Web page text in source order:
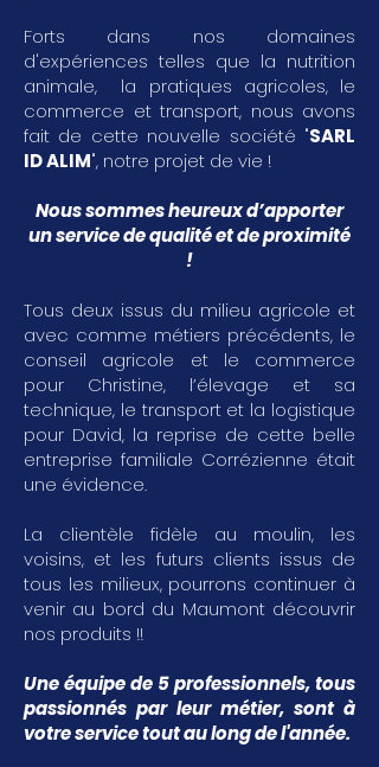
Forts dans nos domaines
d'expériences telles que la nutrition
animale, la pratiques agricoles, le
commerce et transport, nous avons
fait de cette nouvelle société "SARL
ID ALIM", notre projet de vie !
Nous sommes heureux d’apporter
un service de qualité et de proximité
!
Tous deux issus du milieu agricole et
avec comme métiers précédents, le
conseil agricole et le commerce
pour Christine, l’élevage et sa
technique, le transport et la logistique
pour David, la reprise de cette belle
entreprise familiale Corrézienne était
une évidence.
La clientèle fidèle au moulin, les
voisins, et les futurs clients issus de
tous les milieux, pourrons continuer à
venir au bord du Maumont découvrir
nos produits !!
Une équipe de 5 professionnels, tous
passionnés par leur métier, sont à
votre service tout au long de l'année.